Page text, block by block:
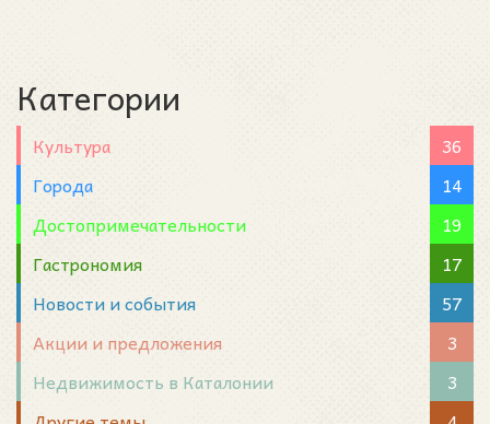
Категории
Культура
36
Города
14
Достопримечательности
19
Гастрономия
17
Новости и события
57
Акции и предложения
3
Недвижимость в Каталонии
3